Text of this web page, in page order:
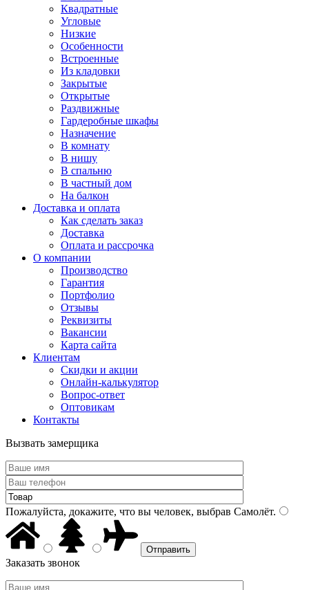
Квадратные
Угловые
Низкие
Особенности
Встроенные
Из кладовки
Закрытые
Открытые
Раздвижные
Гардеробные шкафы
Назначение
В комнату
В нишу
В спальню
В частный дом
На балкон
Доставка и оплата
Как сделать заказ
Доставка
Оплата и рассрочка
О компании
Производство
Гарантия
Портфолио
Отзывы
Реквизиты
Вакансии
Карта сайта
Клиентам
Скидки и акции
Онлайн-калькулятор
Вопрос-ответ
Оптовикам
Контакты
Вызвать замерщика
Пожалуйста, докажите, что вы человек, выбрав Самолёт.
Заказать звонок